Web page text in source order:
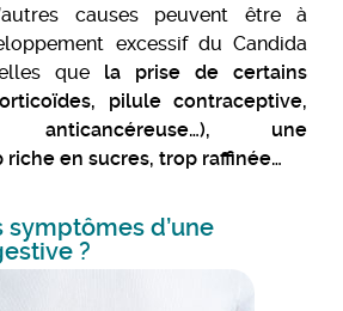
causes peuvent être à
excessif du Candida
que la prise de certains
pilule contraceptive,
anticancéreuse…), une
en sucres, trop raffinée…
symptômes d’une
?